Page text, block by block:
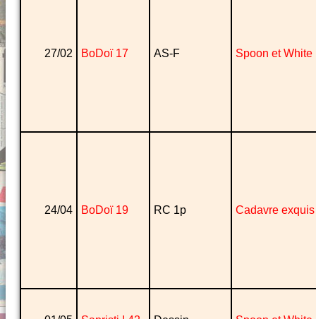
27/02 BoDoï 17 AS-F Spoon et White
24/04 BoDoï 19 RC 1p Cadavre exquis